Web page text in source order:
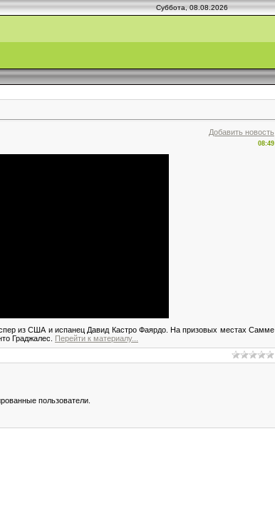
Суббота, 08.08.2026
Добавить новость
08:49
из США и испанец Давид Кастро Фаярдо. На призовых местах Самме
Граджалес.
Перейти к материалу...
пользователи.